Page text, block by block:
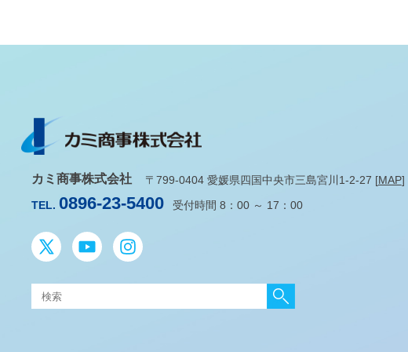
カミ商事株式会社 〒799-0404 愛媛県四国中央市三島宮川1-2-27 [MAP]
TEL. 0896-23-5400 受付時間 8：00 ～ 17：00